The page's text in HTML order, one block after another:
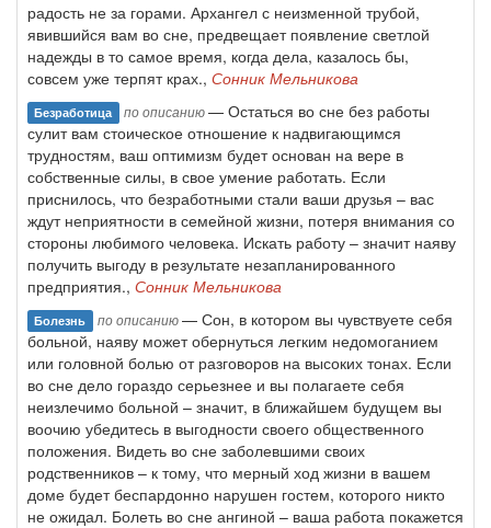
радость не за горами. Архангел с неизменной трубой,
явившийся вам во сне, предвещает появление светлой
надежды в то самое время, когда дела, казалось бы,
совсем уже терпят крах., Сонник Мельникова
Безработица по описанию— Остаться во сне без работы
сулит вам стоическое отношение к надвигающимся
трудностям, ваш оптимизм будет основан на вере в
собственные силы, в свое умение работать. Если
приснилось, что безработными стали ваши друзья – вас
ждут неприятности в семейной жизни, потеря внимания со
стороны любимого человека. Искать работу – значит наяву
получить выгоду в результате незапланированного
предприятия., Сонник Мельникова
Болезнь по описанию— Сон, в котором вы чувствуете себя
больной, наяву может обернуться легким недомоганием
или головной болью от разговоров на высоких тонах. Если
во сне дело гораздо серьезнее и вы полагаете себя
неизлечимо больной – значит, в ближайшем будущем вы
воочию убедитесь в выгодности своего общественного
положения. Видеть во сне заболевшими своих
родственников – к тому, что мерный ход жизни в вашем
доме будет беспардонно нарушен гостем, которого никто
не ожидал. Болеть во сне ангиной – ваша работа покажется